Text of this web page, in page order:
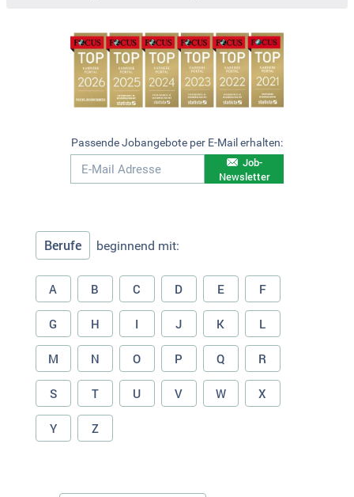
Passende Jobangebote per E-Mail erhalten:
Job-
Newsletter
Berufe beginnend mit:
A B C D E F
G H I J K L
M N O P Q R
S T U V W X
Y Z